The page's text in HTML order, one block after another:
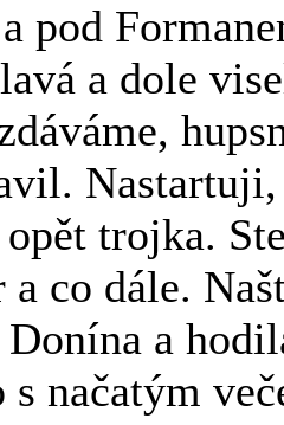
pod
a dole
trojka.
co dále.
a
s načatým